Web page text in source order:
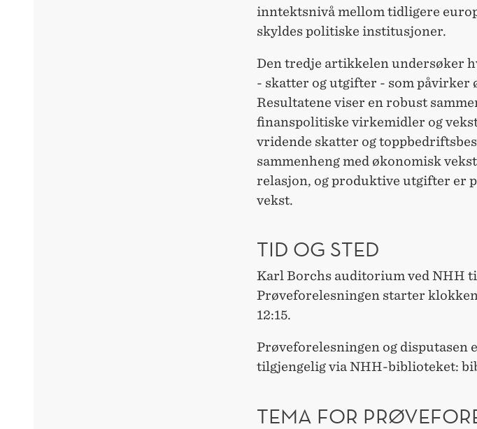
inntektsnivå mellom tidligere
skyldes politiske institusjoner.
Den tredje artikkelen undersøker
- skatter og utgifter - som påvirker
Resultatene viser en robust
finanspolitiske virkemidler og
vridende skatter og
sammenheng med økonomisk
relasjon, og produktive utgifter er
vekst.
TID OG STED
Karl Borchs auditorium ved NHH
Prøveforelesningen starter
12:15.
Prøveforelesningen og disputasen
tilgjengelig via NHH-biblioteket:
TEMA FOR